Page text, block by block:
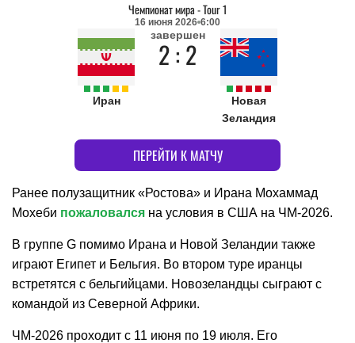
Чемпионат мира-Tour 1
16 июня 2026 6:00
Иран
завершен
2 : 2
Новая
Зеландия
ПЕРЕЙТИ К МАТЧУ
Ранее полузащитник «Ростова» и Ирана Мохаммад
Мохеби пожаловался на условия в США на ЧМ-2026.
В группе G помимо Ирана и Новой Зеландии также
играют Египет и Бельгия. Во втором туре иранцы
встретятся с бельгийцами. Новозеландцы сыграют с
командой из Северной Африки.
ЧМ-2026 проходит с 11 июня по 19 июля. Его